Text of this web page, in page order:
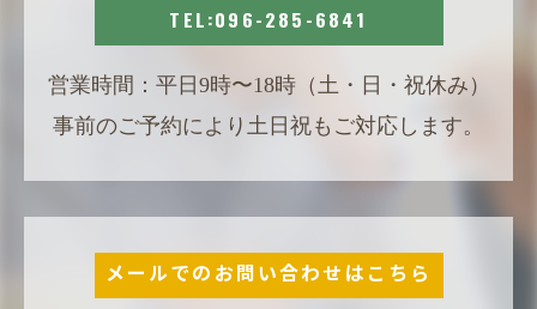
TEL:096-285-6841
営業時間：平日9時〜18時（土・日・祝休み）
事前のご予約により土日祝もご対応します。
メールでのお問い合わせはこちら